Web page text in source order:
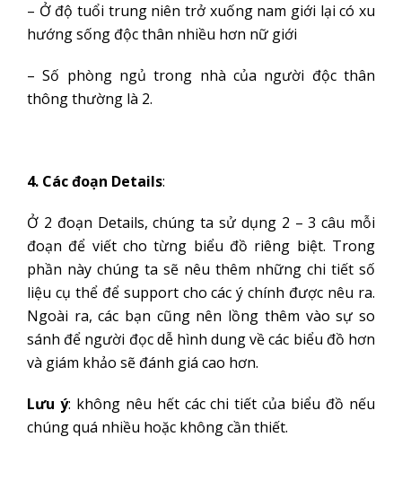
– Ở độ tuổi trung niên trở xuống nam giới lại có xu
hướng sống độc thân nhiều hơn nữ giới
– Số phòng ngủ trong nhà của người độc thân
thông thường là 2.
4. Các đoạn Details:
Ở 2 đoạn Details, chúng ta sử dụng 2 – 3 câu mỗi
đoạn để viết cho từng biểu đồ riêng biệt. Trong
phần này chúng ta sẽ nêu thêm những chi tiết số
liệu cụ thể để support cho các ý chính được nêu ra.
Ngoài ra, các bạn cũng nên lồng thêm vào sự so
sánh để người đọc dễ hình dung về các biểu đồ hơn
và giám khảo sẽ đánh giá cao hơn.
Lưu ý: không nêu hết các chi tiết của biểu đồ nếu
chúng quá nhiều hoặc không cần thiết.